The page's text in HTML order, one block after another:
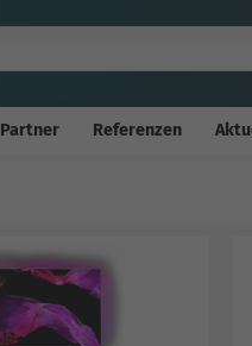
Partner Referenzen